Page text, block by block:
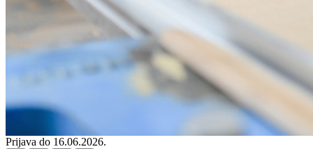
Prijava do 16.06.2026.